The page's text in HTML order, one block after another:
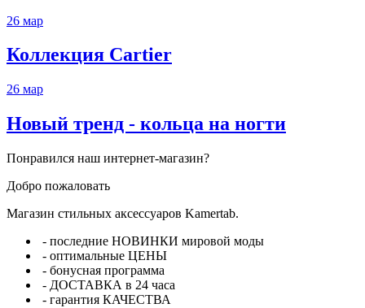
26 мар
Коллекция Cartier
26 мар
Новый тренд - кольца на ногти
Понравился наш интернет-магазин?
Добро пожаловать
Магазин стильных аксессуаров Kamertab.
- последние НОВИНКИ мировой моды
- оптимальные ЦЕНЫ
- бонусная программа
- ДОСТАВКА в 24 часа
- гарантия КАЧЕСТВА